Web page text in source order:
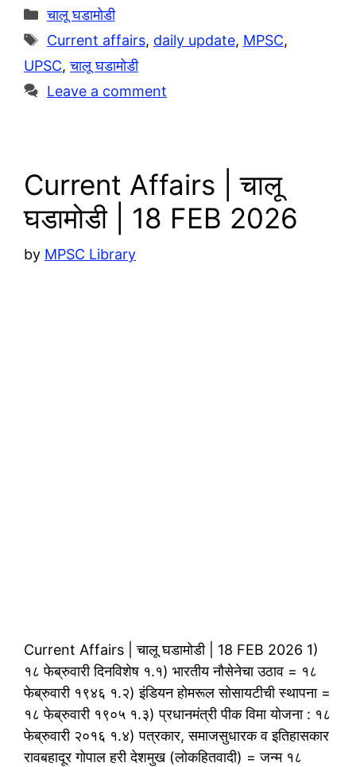
g
r
a
m
t
s
A
p
p
y
L
i
h
a
r
e
Categories
चालू घडामोडी
Tags
Current affairs, daily update, MPSC,
UPSC,चालू घडामोडी
Leave a comment
Current Affairs | चालू
घडामोडी | 18 FEB 2026
by MPSC Library
Current Affairs | चालू घडामोडी | 18 FEB 2026 1)
१८ फेब्रुवारी दिनविशेष १.१) भारतीय नौसेनेचा उठाव = १८
फेब्रुवारी १९४६ १.२) इंडियन होमरूल सोसायटीची स्थापना =
१८ फेब्रुवारी १९०५ १.३) प्रधानमंत्री पीक विमा योजना : १८
फेब्रुवारी २०१६ १.४) पत्रकार, समाजसुधारक व इतिहासकार
रावबहादूर गोपाल हरी देशमुख (लोकहितवादी) = जन्म १८